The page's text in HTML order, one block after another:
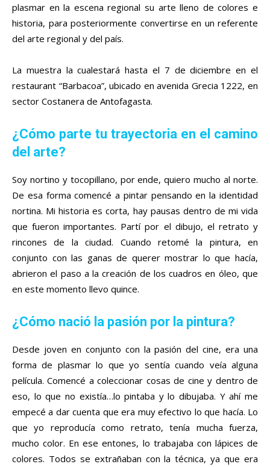
plasmar en la escena regional su arte lleno de colores e
historia, para posteriormente convertirse en un referente
del arte regional y del país.
La muestra la cualestará hasta el 7 de diciembre en el
restaurant “Barbacoa”, ubicado en avenida Grecia 1222, en
sector Costanera de Antofagasta.
¿Cómo parte tu trayectoria en el camino
del arte?
Soy nortino y tocopillano, por ende, quiero mucho al norte.
De esa forma comencé a pintar pensando en la identidad
nortina. Mi historia es corta, hay pausas dentro de mi vida
que fueron importantes. Partí por el dibujo, el retrato y
rincones de la ciudad. Cuando retomé la pintura, en
conjunto con las ganas de querer mostrar lo que hacía,
abrieron el paso a la creación de los cuadros en óleo, que
en este momento llevo quince.
¿Cómo nació la pasión por la pintura?
Desde joven en conjunto con la pasión del cine, era una
forma de plasmar lo que yo sentía cuando veía alguna
película. Comencé a coleccionar cosas de cine y dentro de
eso, lo que no existía…lo pintaba y lo dibujaba. Y ahí me
empecé a dar cuenta que era muy efectivo lo que hacía. Lo
que yo reproducía como retrato, tenía mucha fuerza,
mucho color. En ese entones, lo trabajaba con lápices de
colores. Todos se extrañaban con la técnica, ya que era